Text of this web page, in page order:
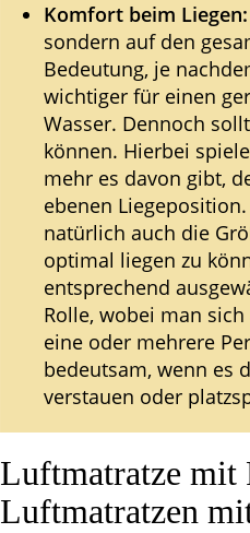
Komfort beim Liegen:
sondern auf den
Bedeutung, je
wichtiger für einen
Wasser. Dennoch
können. Hierbei
mehr es davon gibt,
ebenen
natürlich auch die
optimal liegen zu
entsprechend
Rolle, wobei man
eine oder mehrere
bedeutsam, wenn es
verstauen oder
Luftmatratze mit
Luftmatratzen